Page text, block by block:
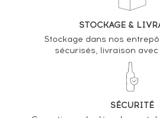
STOCKAGE &
Stockage dans nos
sécurisés, livraison
SÉCURITÉ